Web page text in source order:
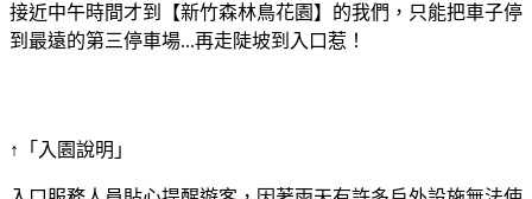
接近中午時間才到【新竹森林鳥花園】的我們，只能把車子停
到最遠的第三停車場...再走陡坡到入口惹！
↑「入園說明」